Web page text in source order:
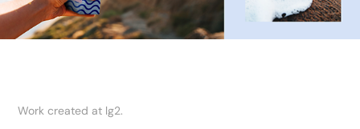
Work created at lg2.